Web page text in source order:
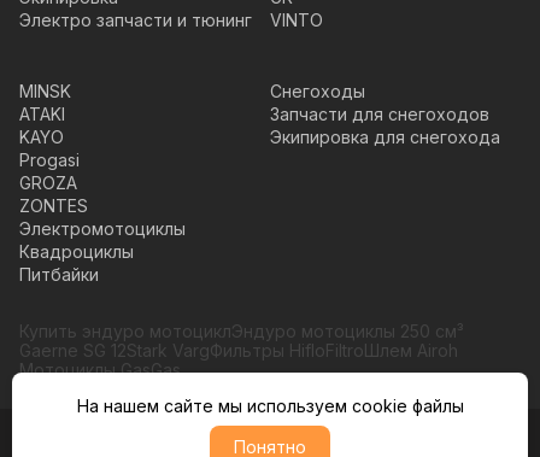
Электро запчасти и тюнинг
VINTO
MINSK
ATAKI
KAYO
Progasi
GROZA
ZONTES
Электромотоциклы
Квадроциклы
Питбайки
Снегоходы
Запчасти для снегоходов
Экипировка для снегохода
Купить эндуро мотоциклЭндуро мотоциклы 250 см³
Gaerne SG 12Stark VargФильтры HifloFiltroШлем Airoh
Мотоциклы GasGas
© Moto365, Все права защищены
На нашем сайте мы используем cookie файлы
Понятно